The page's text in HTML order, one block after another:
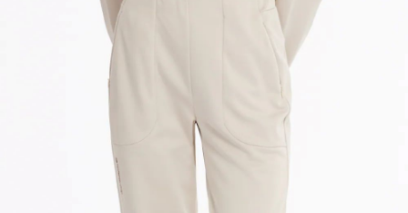
時審查核予不同之上限額度；若仍有額度不足之情形，本公司將視審查結果
請求用戶進行身份認證。
５．嚴禁一人註冊多個帳號或使用他人資訊註冊。若發現惡意使用之情形，
恩沛科技股份有限公司將有權停止該用戶之使用額度並採取法律行動。